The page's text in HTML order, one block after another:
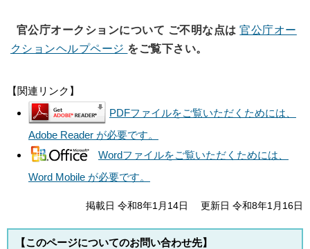
官公庁オークションについて ご不明な点は官公庁オー
クションヘルプページ をご覧下さい。
【関連リンク】
PDFファイルをご覧いただくためには、
Adobe Reader が必要です。
Wordファイルをご覧いただくためには、
Word Mobile が必要です。
掲載日 令和8年1月14日 更新日 令和8年1月16日
【このページについてのお問い合わせ先】